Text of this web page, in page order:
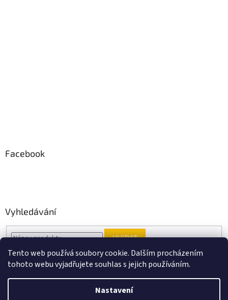
Tento web používá soubory cookie. Dalším procházením
tohoto webu vyjadřujete souhlas s jejich používáním.
Nastavení
Facebook
Vyhledávání
HLEDAT